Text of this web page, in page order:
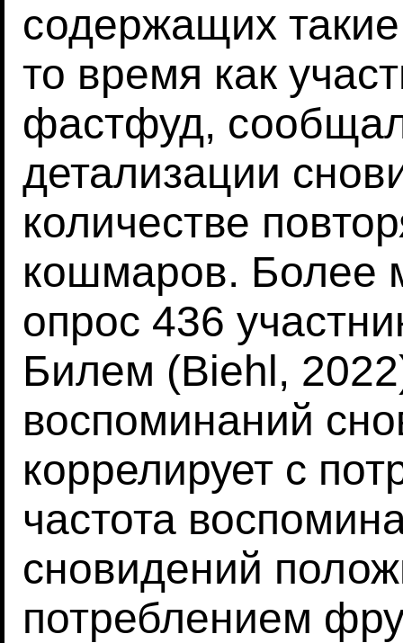
содержащих
то время как
фастфуд,
детализации
количестве
кошмаров. Более
опрос 436
Билем (Biehl,
воспоминаний
коррелирует с
частота
сновидений
потреблением